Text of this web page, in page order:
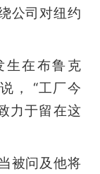
公司对纽约
生在布鲁克
， “工厂今
力于留在这
被问及他将